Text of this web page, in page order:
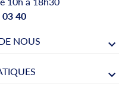
40
NOUS